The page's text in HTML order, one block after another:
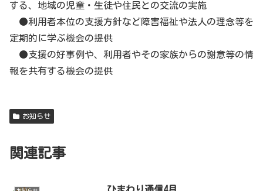
する、地域の児童・生徒や住民との交流の実施
●利用者本位の支援方針など障害福祉や法人の理念等を
定期的に学ぶ機会の提供
●支援の好事例や、利用者やその家族からの謝意等の情
報を共有する機会の提供
お知らせ
関連記事